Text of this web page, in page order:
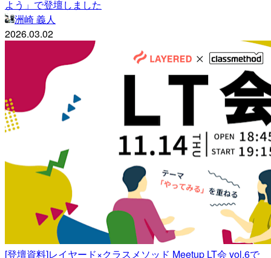
よう」で登壇しました
洲崎 義人
2026.03.02
[登壇資料]レイヤード×クラスメソッド Meetup LT会 vol.6で